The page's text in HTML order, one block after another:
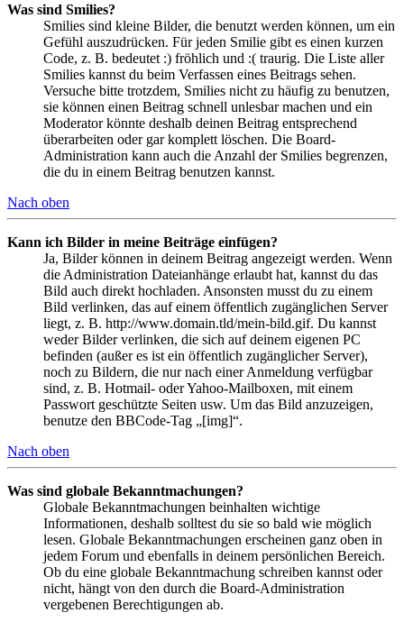
Was sind Smilies?
Smilies sind kleine Bilder, die benutzt werden können, um ein
Gefühl auszudrücken. Für jeden Smilie gibt es einen kurzen
Code, z. B. bedeutet :) fröhlich und :( traurig. Die Liste aller
Smilies kannst du beim Verfassen eines Beitrags sehen.
Versuche bitte trotzdem, Smilies nicht zu häufig zu benutzen,
sie können einen Beitrag schnell unlesbar machen und ein
Moderator könnte deshalb deinen Beitrag entsprechend
überarbeiten oder gar komplett löschen. Die Board-
Administration kann auch die Anzahl der Smilies begrenzen,
die du in einem Beitrag benutzen kannst.
Nach oben
Kann ich Bilder in meine Beiträge einfügen?
Ja, Bilder können in deinem Beitrag angezeigt werden. Wenn
die Administration Dateianhänge erlaubt hat, kannst du das
Bild auch direkt hochladen. Ansonsten musst du zu einem
Bild verlinken, das auf einem öffentlich zugänglichen Server
liegt, z. B. http://www.domain.tld/mein-bild.gif. Du kannst
weder Bilder verlinken, die sich auf deinem eigenen PC
befinden (außer es ist ein öffentlich zugänglicher Server),
noch zu Bildern, die nur nach einer Anmeldung verfügbar
sind, z. B. Hotmail- oder Yahoo-Mailboxen, mit einem
Passwort geschützte Seiten usw. Um das Bild anzuzeigen,
benutze den BBCode-Tag „[img]“.
Nach oben
Was sind globale Bekanntmachungen?
Globale Bekanntmachungen beinhalten wichtige
Informationen, deshalb solltest du sie so bald wie möglich
lesen. Globale Bekanntmachungen erscheinen ganz oben in
jedem Forum und ebenfalls in deinem persönlichen Bereich.
Ob du eine globale Bekanntmachung schreiben kannst oder
nicht, hängt von den durch die Board-Administration
vergebenen Berechtigungen ab.